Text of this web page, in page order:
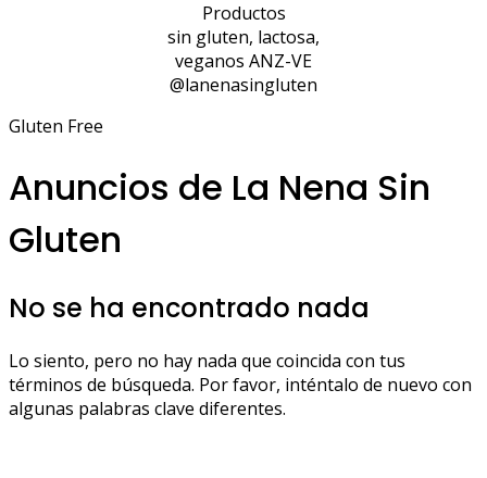
Productos
sin gluten, lactosa,
veganos ANZ-VE
@lanenasingluten
Gluten Free
Anuncios de La Nena Sin
Gluten
No se ha encontrado nada
Lo siento, pero no hay nada que coincida con tus
términos de búsqueda. Por favor, inténtalo de nuevo con
algunas palabras clave diferentes.